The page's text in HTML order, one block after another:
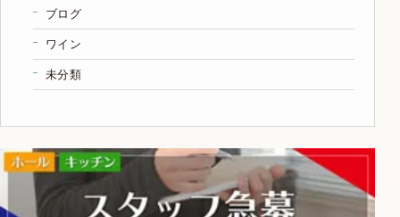
ブログ
ワイン
未分類